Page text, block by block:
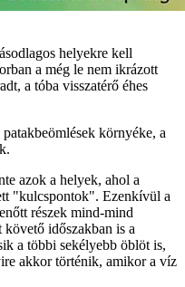
helyekre kell
a még le nem ikrázott
a tóba visszatérő éhes
környéke, a
azok a helyek, ahol a
"kulcspontok". Ezenkívül a
részek mind-mind
időszakban is a
a többi sekélyebb öblöt is,
akkor történik, amikor a víz